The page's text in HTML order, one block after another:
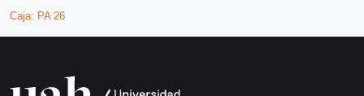
Caja: PA 26